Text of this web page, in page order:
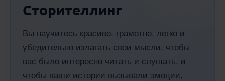
Сторителлинг
Вы научитесь красиво, грамотно, легко и
убедительно излагать свои мысли, чтобы
вас было интересно читать и слушать, и
чтобы ваши истории вызывали эмоции,